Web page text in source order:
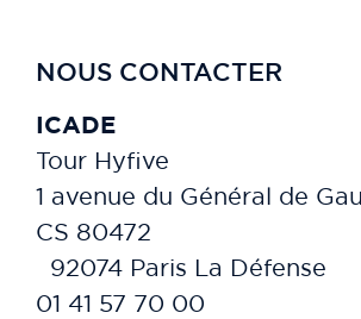
NOUS CONTACTER
ICADE
Tour Hyfive
1 avenue du Général de
CS 80472
92074 Paris La Défense
01 41 57 70 00